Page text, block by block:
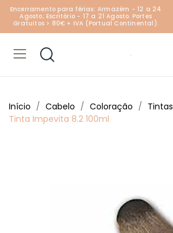
Encerramento para férias: Armazém - 12 a 24
Agosto; Escritório - 17 a 21 Agosto. Portes
Gratuitos > 80€ + IVA (Portual Continental).
Início Cabelo Coloração Tintas
Tinta Impevita 8.2 100ml